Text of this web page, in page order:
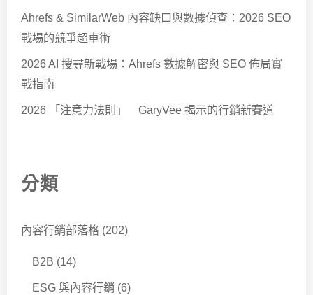
Ahrefs & SimilarWeb 內容缺口與數據偵查：2026 SEO
戰場的競爭超車術
2026 AI 搜尋新戰場：Ahrefs 數據解密與 SEO 佈局實
戰指南
2026 「注意力法則」 GaryVee 揭示的行銷新賽道
分類
內容行銷部落格 (202)
B2B (14)
ESG 與內容行銷 (6)